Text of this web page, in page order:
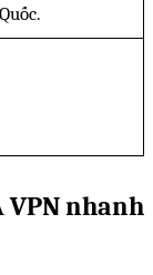
VPN nhanh